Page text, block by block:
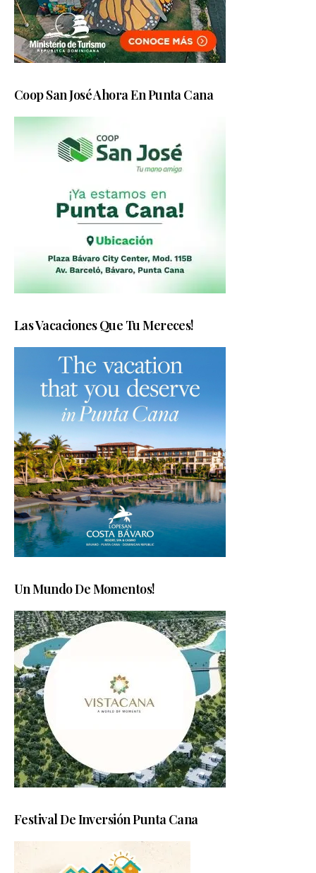
Coop San José Ahora En Punta Cana
Las Vacaciones Que Tu Mereces!
Un Mundo De Momentos!
Festival De Inversión Punta Cana